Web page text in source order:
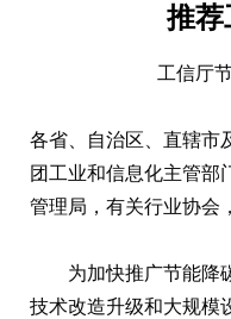
推荐
工信厅
各省、自治区、直辖市
团工业和信息化主管部
管理局，有关行业协会
为加快推广节能降
技术改造升级和大规模